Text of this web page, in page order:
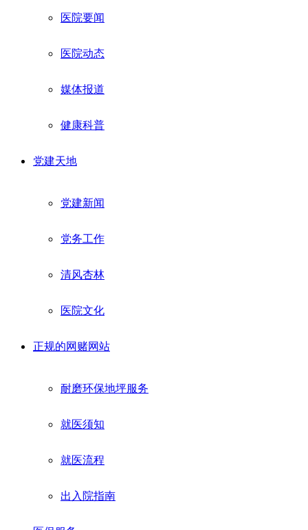
医院要闻
医院动态
媒体报道
健康科普
党建天地
党建新闻
党务工作
清风杏林
医院文化
正规的网赌网站
耐磨环保地坪服务
就医须知
就医流程
出入院指南